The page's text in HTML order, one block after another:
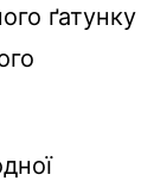
ґатунку